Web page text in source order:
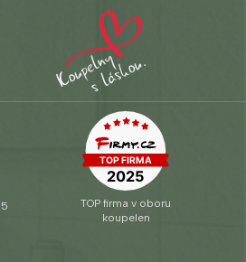
TOP firma v oboru
koupelen